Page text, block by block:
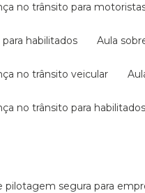
no trânsito para
para habilitados aula
no trânsito veicular
no trânsito para habilitados
pilotagem segura para